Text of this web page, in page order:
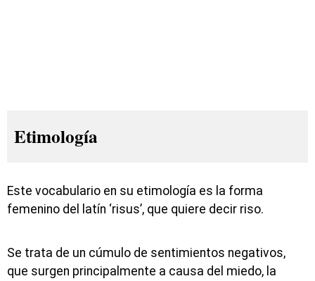
Etimología
Este vocabulario en su etimología es la forma
femenino del latín ‘risus’, que quiere decir riso.
Se trata de un cúmulo de sentimientos negativos,
que surgen principalmente a causa del miedo, la